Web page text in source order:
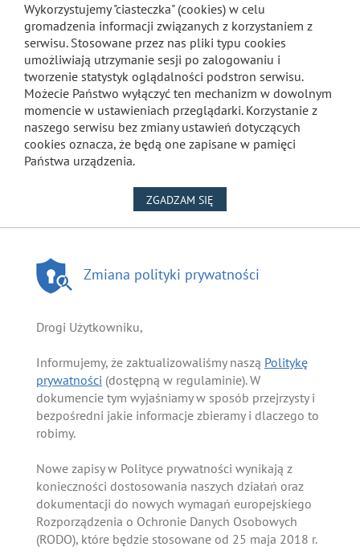
Wykorzystujemy "ciasteczka" (cookies) w celu
gromadzenia informacji związanych z korzystaniem z
serwisu. Stosowane przez nas pliki typu cookies
umożliwiają utrzymanie sesji po zalogowaniu i
tworzenie statystyk oglądalności podstron serwisu.
Możecie Państwo wyłączyć ten mechanizm w dowolnym
momencie w ustawieniach przeglądarki. Korzystanie z
naszego serwisu bez zmiany ustawień dotyczących
cookies oznacza, że będą one zapisane w pamięci
Państwa urządzenia.
ZGADZAM SIĘ
Zmiana polityki prywatności
Drogi Użytkowniku,
Informujemy, że zaktualizowaliśmy naszą Politykę
prywatności (dostępną w regulaminie). W
dokumencie tym wyjaśniamy w sposób przejrzysty i
bezpośredni jakie informacje zbieramy i dlaczego to
robimy.
Nowe zapisy w Polityce prywatności wynikają z
konieczności dostosowania naszych działań oraz
dokumentacji do nowych wymagań europejskiego
Rozporządzenia o Ochronie Danych Osobowych
(RODO), które będzie stosowane od 25 maja 2018 r.